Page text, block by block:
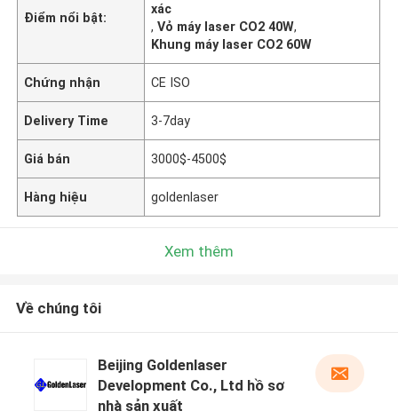
Điểm nổi bật:
xác
,Vỏ máy laser CO2 40W,
Khung máy laser CO2 60W
Chứng nhận CE ISO
Delivery Time 3-7day
Giá bán 3000$-4500$
Hàng hiệu goldenlaser
Xem thêm
Về chúng tôi
Beijing Goldenlaser
Development Co., Ltd hồ sơ
nhà sản xuất